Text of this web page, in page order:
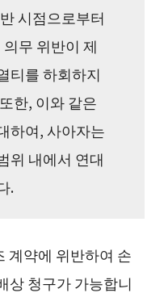
시점으로부터
무 위반이 제
티를 하회하지
한, 이와 같은
하여, 사아자는
내에서 연대
.
계약에 위반하여 손
상 청구가 가능합니